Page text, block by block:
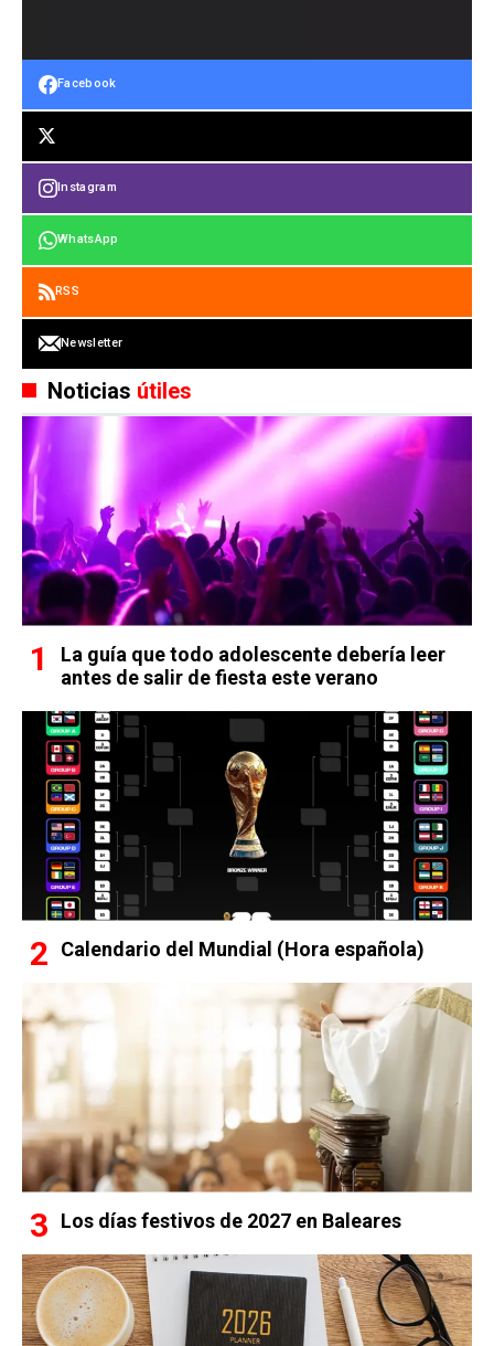
Facebook
Instagram
WhatsApp
RSS
Newsletter
Noticias útiles
La guía que todo adolescente debería leer
antes de salir de fiesta este verano
Calendario del Mundial (Hora española)
Los días festivos de 2027 en Baleares